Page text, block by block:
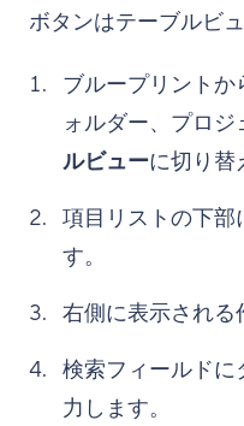
ボタンはテーブルビ
ブループリント
ォルダー、プロジ
ルビューに切り替
項目リストの下部
す。
右側に表示され
検索フィールド
力します。